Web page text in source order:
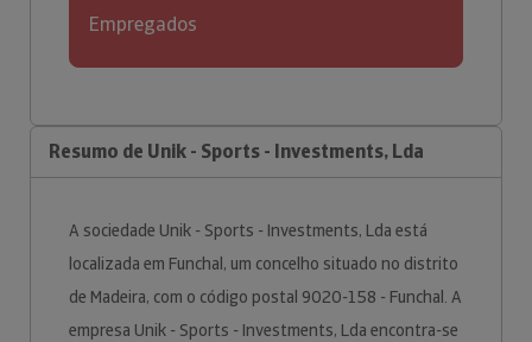
Empregados
Resumo de Unik - Sports - Investments, Lda
A sociedade Unik - Sports - Investments, Lda está
localizada em Funchal, um concelho situado no distrito
de Madeira, com o código postal 9020-158 - Funchal. A
empresa Unik - Sports - Investments, Lda encontra-se